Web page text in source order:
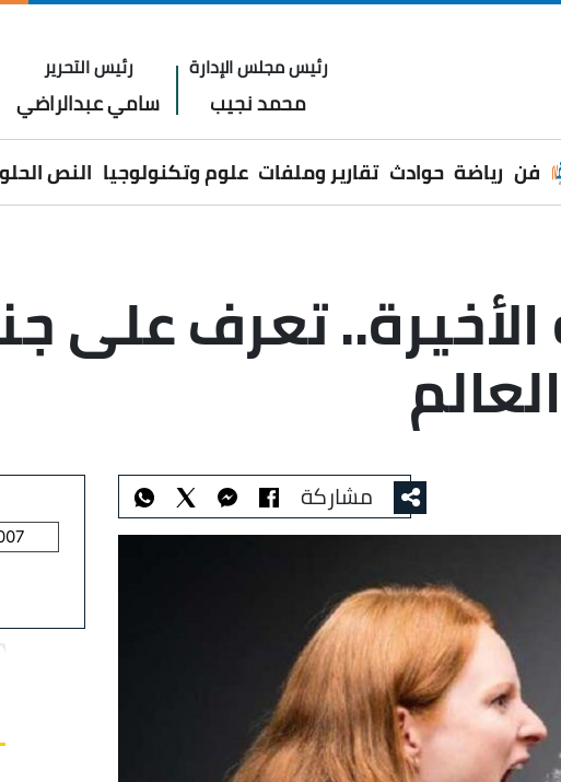
رئيس مجلس الإدارة
محمد نجيب
رئيس التحرير
سامي عبدالراضي
فن رياضة حوادث تقارير وملفات علوم وتكنولوجيا النص الحلو
تعرف على
مشاركة